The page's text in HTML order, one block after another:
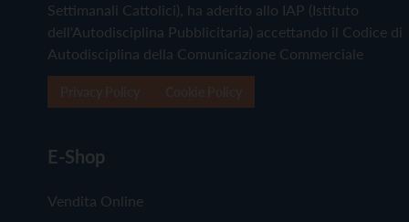
Settimanali Cattolici), ha aderito allo IAP (Istituto
dell'Autodisciplina Pubblicitaria) accettando il Codice di
Autodisciplina della Comunicazione Commerciale
E-Shop
Vendita Online